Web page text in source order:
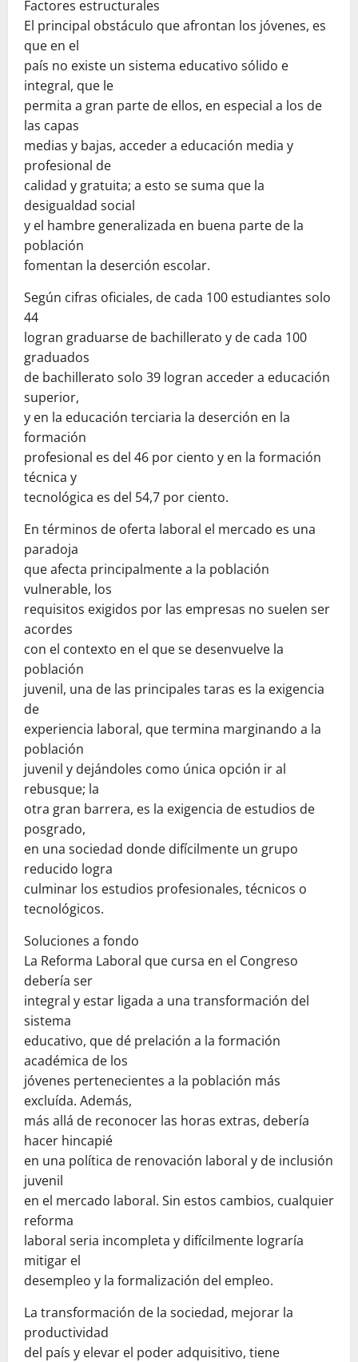
Factores estructurales
El principal obstáculo que afrontan los jóvenes, es
que en el
país no existe un sistema educativo sólido e
integral, que le
permita a gran parte de ellos, en especial a los de
las capas
medias y bajas, acceder a educación media y
profesional de
calidad y gratuita; a esto se suma que la
desigualdad social
y el hambre generalizada en buena parte de la
población
fomentan la deserción escolar.
Según cifras oficiales, de cada 100 estudiantes solo
44
logran graduarse de bachillerato y de cada 100
graduados
de bachillerato solo 39 logran acceder a educación
superior,
y en la educación terciaria la deserción en la
formación
profesional es del 46 por ciento y en la formación
técnica y
tecnológica es del 54,7 por ciento.
En términos de oferta laboral el mercado es una
paradoja
que afecta principalmente a la población
vulnerable, los
requisitos exigidos por las empresas no suelen ser
acordes
con el contexto en el que se desenvuelve la
población
juvenil, una de las principales taras es la exigencia
de
experiencia laboral, que termina marginando a la
población
juvenil y dejándoles como única opción ir al
rebusque; la
otra gran barrera, es la exigencia de estudios de
posgrado,
en una sociedad donde difícilmente un grupo
reducido logra
culminar los estudios profesionales, técnicos o
tecnológicos.
Soluciones a fondo
La Reforma Laboral que cursa en el Congreso
debería ser
integral y estar ligada a una transformación del
sistema
educativo, que dé prelación a la formación
académica de los
jóvenes pertenecientes a la población más
excluída. Además,
más allá de reconocer las horas extras, debería
hacer hincapié
en una política de renovación laboral y de inclusión
juvenil
en el mercado laboral. Sin estos cambios, cualquier
reforma
laboral seria incompleta y difícilmente lograría
mitigar el
desempleo y la formalización del empleo.
La transformación de la sociedad, mejorar la
productividad
del país y elevar el poder adquisitivo, tiene